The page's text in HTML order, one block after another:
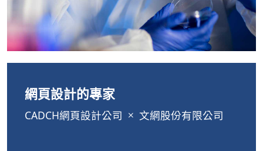
網頁設計的專家
CADCH網頁設計公司 文網股份有限公司